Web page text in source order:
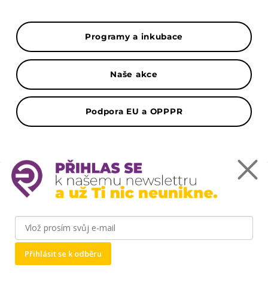
Programy a inkubace
Naše akce
Podpora EU a OPPPR
Mapa
Podnikatelský inkubátor ČZU Point One -
Kamýcká 1281, 165 00 Praha-Suchdol
Přihlásit se k odběru